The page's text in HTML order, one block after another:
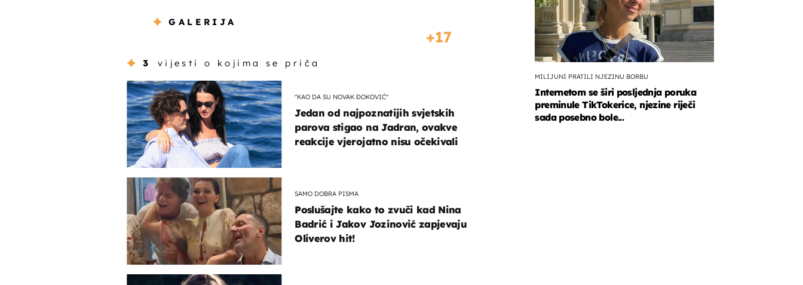
GALERIJA
17
3 vijesti o kojima se priča
"KAO DA SU NOVAK ĐOKOVIĆ"
Jedan od najpoznatijih svjetskih
parova stigao na Jadran, ovakve
reakcije vjerojatno nisu očekivali
SAMO DOBRA PISMA
Poslušajte kako to zvuči kad Nina
Badrić i Jakov Jozinović zapjevaju
Oliverov hit!
MILIJUNI PRATILI NJEZINU BORBU
Internetom se širi posljednja poruka
preminule TikTokerice, njezine riječi
sada posebno bole...